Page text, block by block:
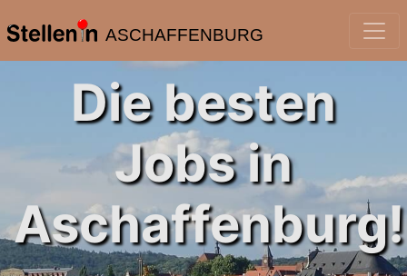
ASCHAFFENBURG
Die besten
Jobs in
Aschaffenburg!